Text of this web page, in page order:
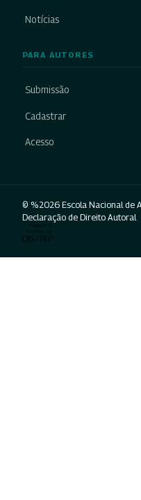
Notícias
PARA AUTORES
Submissão
Cadastrar
Acesso
© %2026 Escola Nacional de
Declaração de Direito Autoral